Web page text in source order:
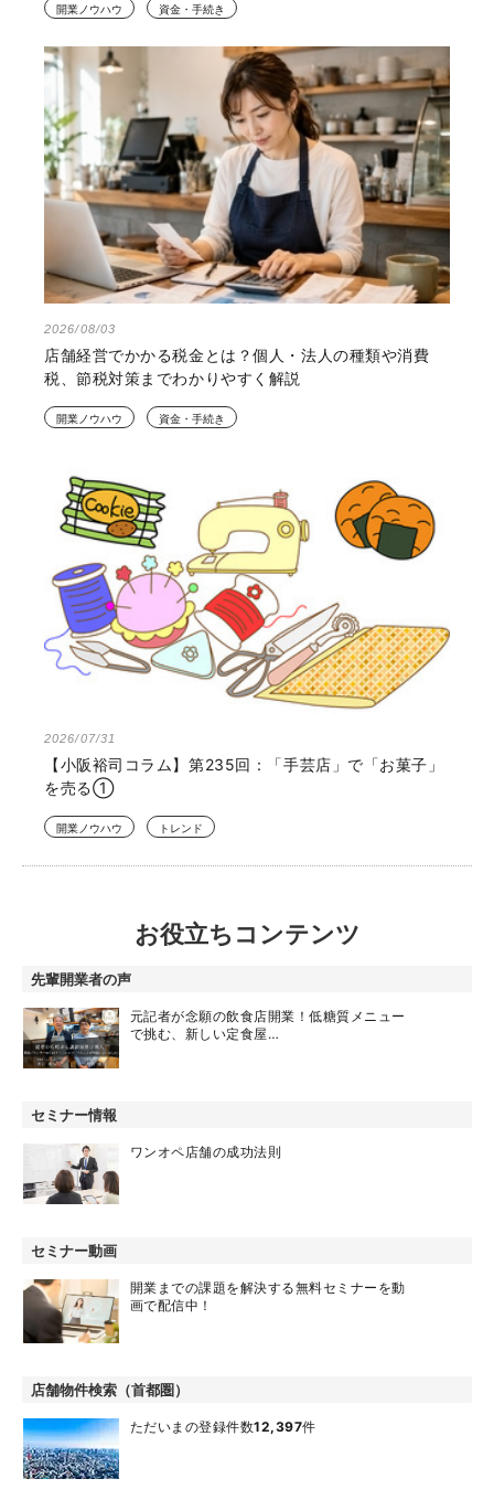
開業ノウハウ 資金・手続き
2026/08/03
店舗経営でかかる税金とは？個人・法人の種類や消費
税、節税対策までわかりやすく解説
開業ノウハウ 資金・手続き
2026/07/31
【小阪裕司コラム】第235回：「手芸店」で「お菓子」
を売る①
開業ノウハウ トレンド
お役立ちコンテンツ
先輩開業者の声
元記者が念願の飲食店開業！低糖質メニュー
で挑む、新しい定食屋…
セミナー情報
ワンオペ店舗の成功法則
セミナー動画
開業までの課題を解決する無料セミナーを動
画で配信中！
店舗物件検索（首都圏）
ただいまの登録件数12,397件